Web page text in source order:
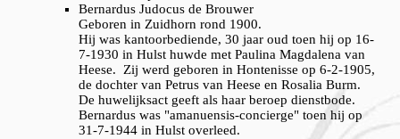
Bernardus Judocus de Brouwer
Geboren in Zuidhorn rond 1900.
Hij was kantoorbediende, 30 jaar oud toen hij op 16-
7-1930 in Hulst huwde met Paulina Magdalena van
Heese. Zij werd geboren in Hontenisse op 6-2-1905,
de dochter van Petrus van Heese en Rosalia Burm.
De huwelijksact geeft als haar beroep dienstbode.
Bernardus was "amanuensis-concierge" toen hij op
31-7-1944 in Hulst overleed.